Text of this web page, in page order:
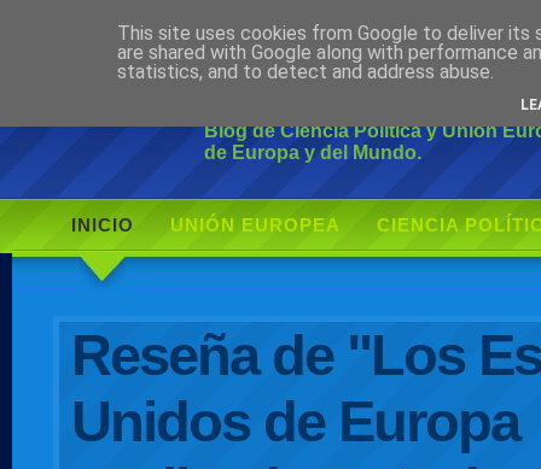
Ciudadano
Blog de Ciencia Política y Unión
de Europa y del Mundo.
INICIO UNIÓN EUROPEA CIENCIA
Reseña de "Los
Unidos de Europa
This site uses cookies from Google to deliver its
are shared with Google along with performance
statistics, and to detect and address abuse.